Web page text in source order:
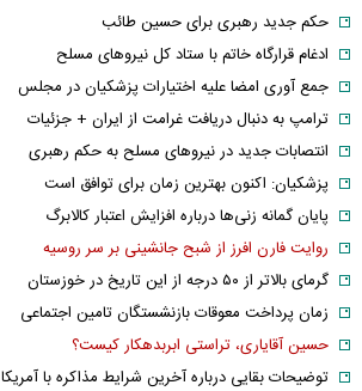
حکم جدید رهبری برای حسین طائب
ادغام قرارگاه خاتم با ستاد کل نیرو‌های مسلح
جمع آوری امضا علیه اختیارات پزشکیان در مجلس
ترامپ به دنبال دریافت غرامت از ایران + جزئیات
انتصابات جدید در نیرو‌های مسلح به حکم رهبری
پزشکیان: اکنون بهترین زمان برای توافق است
پایان گمانه زنی‌ها درباره افزایش اعتبار کالابرگ
روایت فارن افرز از شبح جانشینی بر سر روسیه
گرمای بالاتر از ۵۰ درجه از این تاریخ در خوزستان
زمان پرداخت معوقات بازنشستگان تامین اجتماعی
حسین آقایاری، تراستی ابربدهکار کیست؟
توضیحات بقایی درباره آخرین شرایط مذاکره با آمریکا